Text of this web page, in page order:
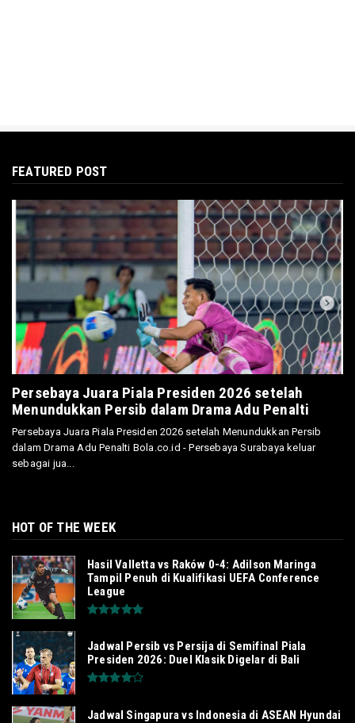
FEATURED POST
Persebaya Juara Piala Presiden 2026 setelah
Menundukkan Persib dalam Drama Adu Penalti
Persebaya Juara Piala Presiden 2026 setelah Menundukkan Persib
dalam Drama Adu Penalti Bola.co.id - Persebaya Surabaya keluar
sebagai jua...
HOT OF THE WEEK
Hasil Valletta vs Raków 0-4: Adilson Maringa
Tampil Penuh di Kualifikasi UEFA Conference
League
Jadwal Persib vs Persija di Semifinal Piala
Presiden 2026: Duel Klasik Digelar di Bali
Jadwal Singapura vs Indonesia di ASEAN Hyundai